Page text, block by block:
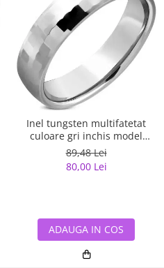
Inel tungsten multifatetat
culoare gri inchis model
verigheta
89,48 Lei
80,00 Lei
ADAUGA IN COS